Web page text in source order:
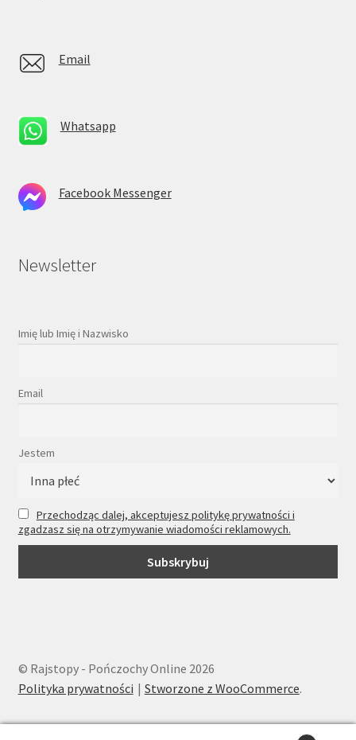
Email
Whatsapp
Facebook Messenger
Newsletter
Imię lub Imię i Nazwisko
Email
Jestem
Przechodząc dalej, akceptujesz politykę prywatności i
zgadzasz się na otrzymywanie wiadomości reklamowych.
© Rajstopy - Pończochy Online 2026
Polityka prywatności
Stworzone z WooCommerce.